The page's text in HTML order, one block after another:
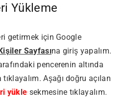
Yükleme
getirmek için Google
Sayfasına giriş yapalım.
pencerenin altında
Aşağı doğru açılan
yükle sekmesine tıklayalım.